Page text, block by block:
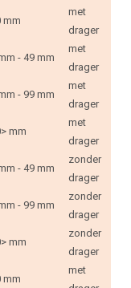
mm
met
drager
- 49 mm
met
drager
- 99 mm
met
drager
mm
met
drager
- 49 mm
zonder
drager
- 99 mm
zonder
drager
mm
zonder
drager
mm
met